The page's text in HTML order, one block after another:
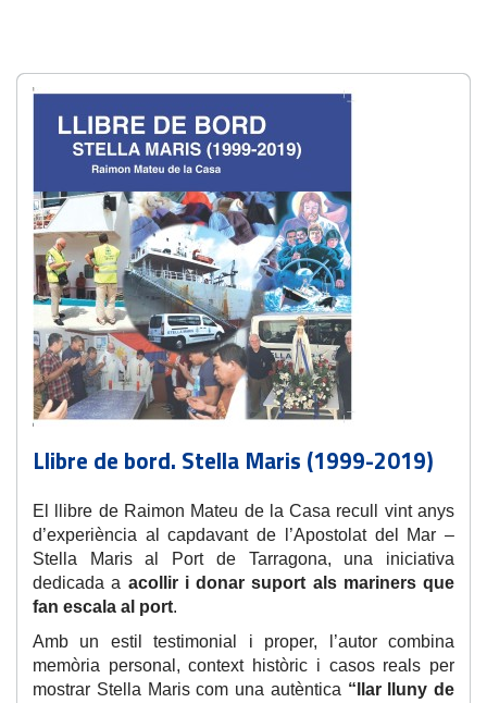
Llibre de bord. Stella Maris (1999-2019)
El llibre de Raimon Mateu de la Casa recull vint anys
d’experiència al capdavant de l’Apostolat del Mar –
Stella Maris al Port de Tarragona, una iniciativa
dedicada a acollir i donar suport als mariners que
fan escala al port.
Amb un estil testimonial i proper, l’autor combina
memòria personal, context històric i casos reals per
mostrar Stella Maris com una autèntica “llar lluny de